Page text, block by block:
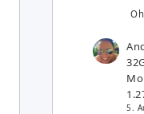
5.